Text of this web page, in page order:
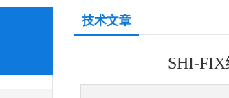
技术文章
SHI-